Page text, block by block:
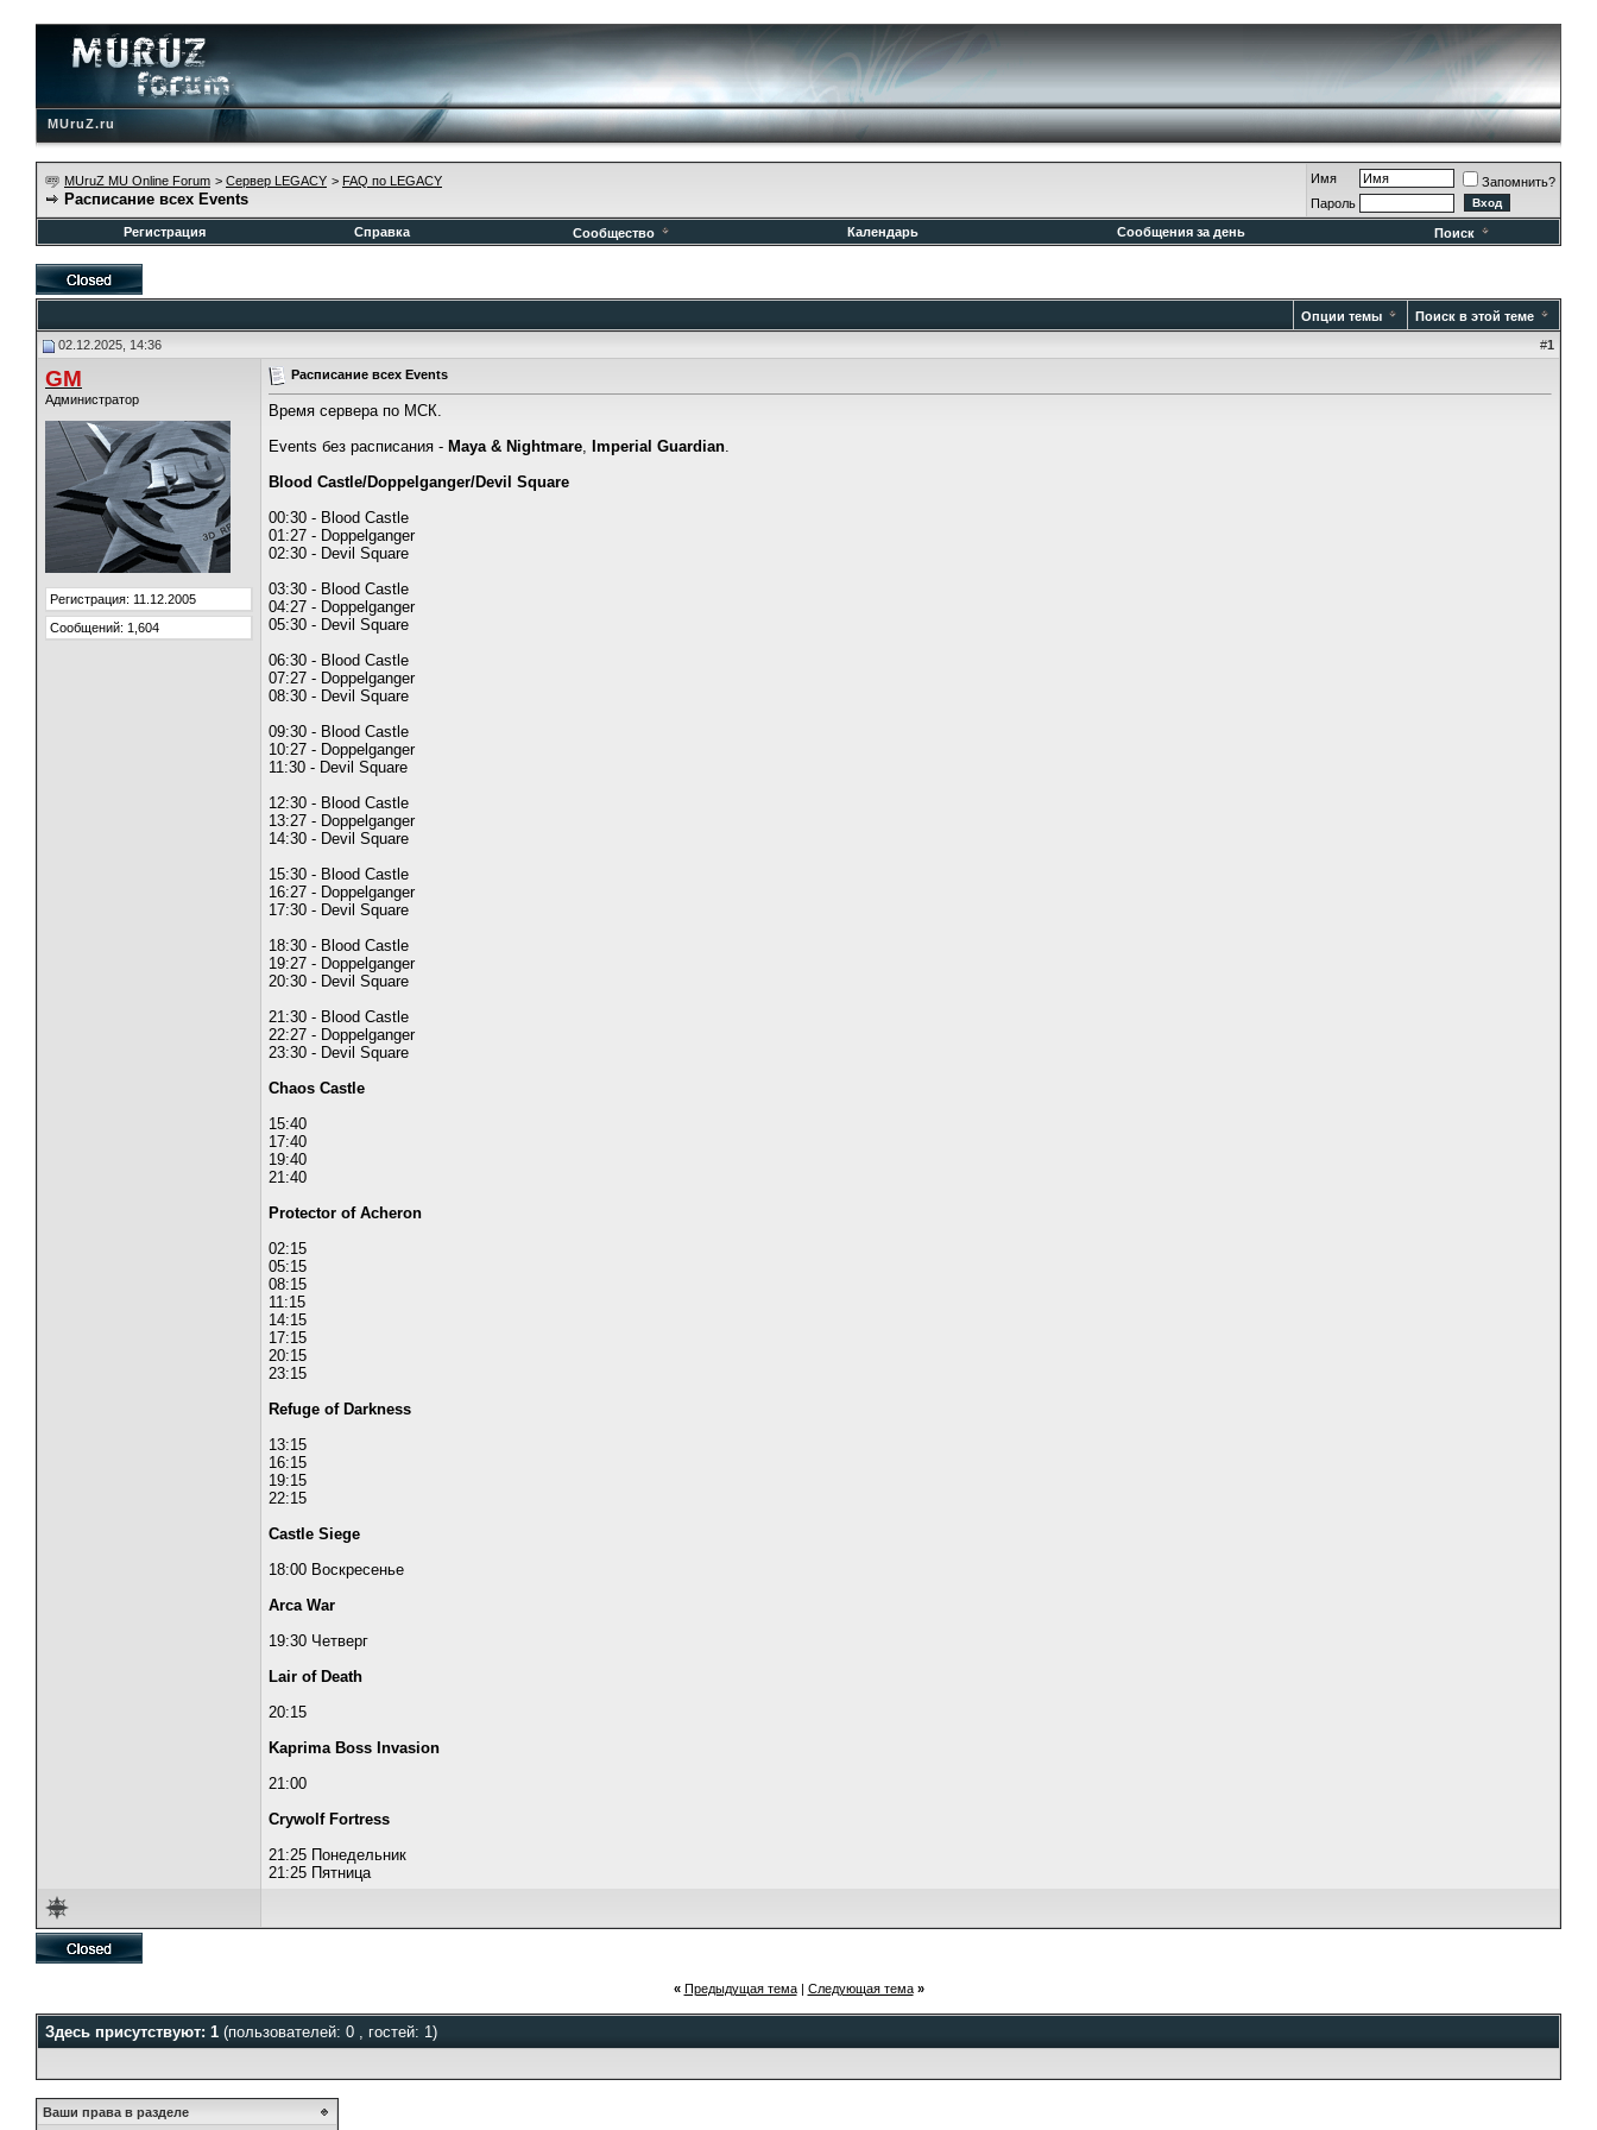
MUruZ.ru
MUruZ MU Online Forum > Сервер LEGACY > FAQ по LEGACY
Расписание всех Events
Имя
Запомнить?
Пароль
Регистрация
Справка Сообщество Календарь Сообщения за день Поиск
Опции темы
Поиск в этой теме
02.12.2025, 14:36
#1
GM
Администратор
Регистрация: 11.12.2005
Сообщений: 1,604
Расписание всех Events
Время сервера по МСК.
Events без расписания - Maya & Nightmare, Imperial Guardian.
Blood Castle/Doppelganger/Devil Square
00:30 - Blood Castle
01:27 - Doppelganger
02:30 - Devil Square
03:30 - Blood Castle
04:27 - Doppelganger
05:30 - Devil Square
06:30 - Blood Castle
07:27 - Doppelganger
08:30 - Devil Square
09:30 - Blood Castle
10:27 - Doppelganger
11:30 - Devil Square
12:30 - Blood Castle
13:27 - Doppelganger
14:30 - Devil Square
15:30 - Blood Castle
16:27 - Doppelganger
17:30 - Devil Square
18:30 - Blood Castle
19:27 - Doppelganger
20:30 - Devil Square
21:30 - Blood Castle
22:27 - Doppelganger
23:30 - Devil Square
Chaos Castle
15:40
17:40
19:40
21:40
Protector of Acheron
02:15
05:15
08:15
11:15
14:15
17:15
20:15
23:15
Refuge of Darkness
13:15
16:15
19:15
22:15
Castle Siege
18:00 Воскресенье
Arca War
19:30 Четверг
Lair of Death
20:15
Kaprima Boss Invasion
21:00
Crywolf Fortress
21:25 Понедельник
21:25 Пятница
« Предыдущая тема| Следующая тема »
Здесь присутствуют: 1 (пользователей: 0 , гостей: 1)
Ваши права в разделе